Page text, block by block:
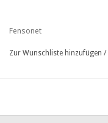
Fensonet
Zur Wunschliste hinzufügen /